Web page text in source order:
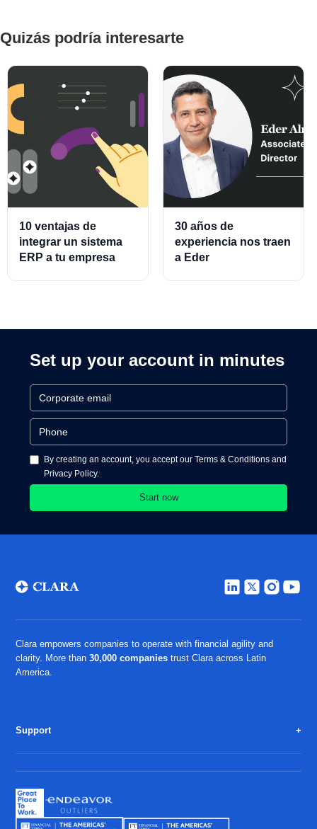
Quizás podría interesarte
10 ventajas de
integrar un sistema
ERP a tu empresa
30 años de
experiencia nos traen
a Eder
Set up your account in minutes
By creating an account, you accept our Terms & Conditions and
Privacy Policy.
Clara empowers companies to operate with financial agility and
clarity. More than30,000 companiestrust Clara across Latin
America.
Support